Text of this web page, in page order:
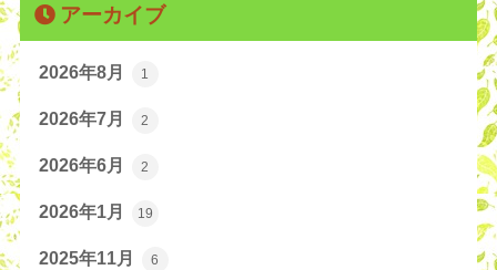
アーカイブ
2026年8月 1
2026年7月 2
2026年6月 2
2026年1月 19
2025年11月 6